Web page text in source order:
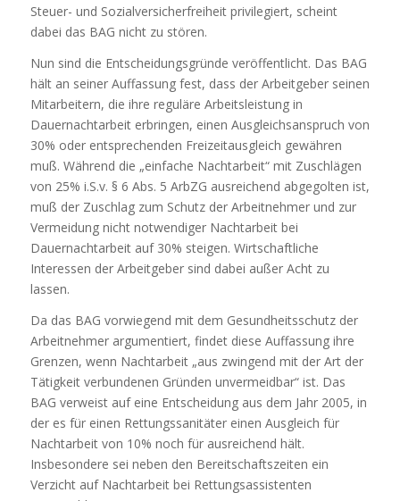
Steuer- und Sozialversicherfreiheit privilegiert, scheint
dabei das BAG nicht zu stören.
Nun sind die Entscheidungsgründe veröffentlicht. Das BAG
hält an seiner Auffassung fest, dass der Arbeitgeber seinen
Mitarbeitern, die ihre reguläre Arbeitsleistung in
Dauernachtarbeit erbringen, einen Ausgleichsanspruch von
30% oder entsprechenden Freizeitausgleich gewähren
muß. Während die „einfache Nachtarbeit“ mit Zuschlägen
von 25% i.S.v. § 6 Abs. 5 ArbZG ausreichend abgegolten ist,
muß der Zuschlag zum Schutz der Arbeitnehmer und zur
Vermeidung nicht notwendiger Nachtarbeit bei
Dauernachtarbeit auf 30% steigen. Wirtschaftliche
Interessen der Arbeitgeber sind dabei außer Acht zu
lassen.
Da das BAG vorwiegend mit dem Gesundheitsschutz der
Arbeitnehmer argumentiert, findet diese Auffassung ihre
Grenzen, wenn Nachtarbeit „aus zwingend mit der Art der
Tätigkeit verbundenen Gründen unvermeidbar“ ist. Das
BAG verweist auf eine Entscheidung aus dem Jahr 2005, in
der es für einen Rettungssanitäter einen Ausgleich für
Nachtarbeit von 10% noch für ausreichend hält.
Insbesondere sei neben den Bereitschaftszeiten ein
Verzicht auf Nachtarbeit bei Rettungsassistenten